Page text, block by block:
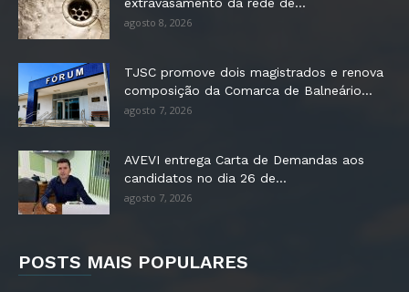
agosto 8, 2026
TJSC promove dois magistrados e renova
composição da Comarca de Balneário...
agosto 7, 2026
AVEVI entrega Carta de Demandas aos
candidatos no dia 26 de...
agosto 7, 2026
POSTS MAIS POPULARES